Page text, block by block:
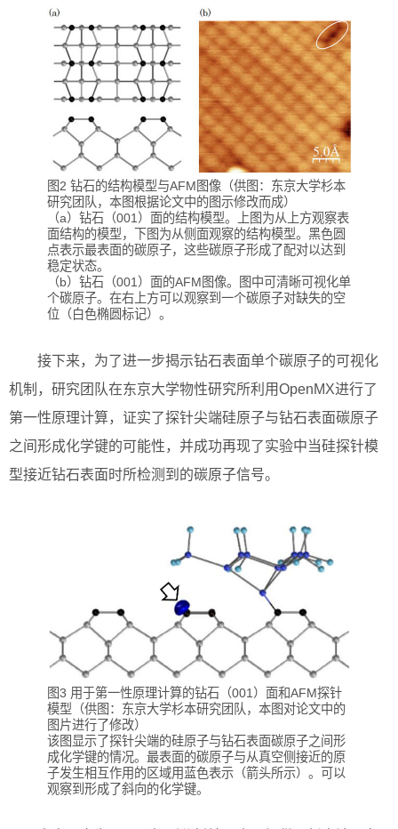
图2 钻石的结构模型与AFM图像（供图：东京大学杉本
研究团队，本图根据论文中的图示修改而成）
（a）钻石（001）面的结构模型。上图为从上方观察表
面结构的模型，下图为从侧面观察的结构模型。黑色圆
点表示最表面的碳原子，这些碳原子形成了配对以达到
稳定状态。
（b）钻石（001）面的AFM图像。图中可清晰可视化单
个碳原子。在右上方可以观察到一个碳原子对缺失的空
位（白色椭圆标记）。
接下来，为了进一步揭示钻石表面单个碳原子的可视化
机制，研究团队在东京大学物性研究所利用OpenMX进行了
第一性原理计算，证实了探针尖端硅原子与钻石表面碳原子
之间形成化学键的可能性，并成功再现了实验中当硅探针模
型接近钻石表面时所检测到的碳原子信号。
图3 用于第一性原理计算的钻石（001）面和AFM探针
模型（供图：东京大学杉本研究团队，本图对论文中的
图片进行了修改）
该图显示了探针尖端的硅原子与钻石表面碳原子之间形
成化学键的情况。最表面的碳原子与从真空侧接近的原
子发生相互作用的区域用蓝色表示（箭头所示）。可以
观察到形成了斜向的化学键。